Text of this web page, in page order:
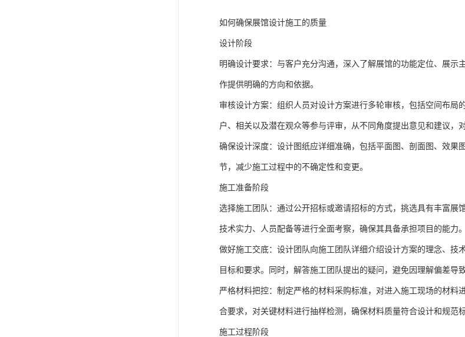
如何确保展馆设计施工的质量
设计阶段
明确设计要求：与客户充分沟通，深入了解展馆的功能定位、展
作提供明确的方向和依据。
审核设计方案：组织人员对设计方案进行多轮审核，包括空间布
户、相关以及潜在观众等参与评审，从不同角度提出意见和建议，
确保设计深度：设计图纸应详细准确，包括平面图、剖面图、效
节，减少施工过程中的不确定性和变更。
施工准备阶段
选择施工团队：通过公开招标或邀请招标的方式，挑选具有丰富展
技术实力、人员配备等进行全面考察，确保其具备承担项目的能力。
做好施工交底：设计团队向施工团队详细介绍设计方案的理念、
目标和要求。同时，解答施工团队提出的疑问，避免因理解偏差导
严格材料把控：制定严格的材料采购标准，对进入施工现场的材
合要求，对关键材料进行抽样检测，确保材料质量符合设计和规范标
施工过程阶段